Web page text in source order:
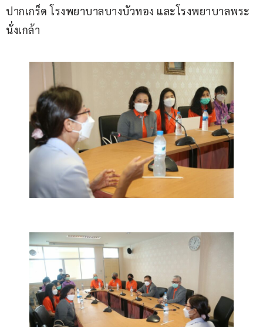
ปากเกร็ด โรงพยาบาลบางบัวทอง และโรงพยาบาลพระ
นั่งเกล้า